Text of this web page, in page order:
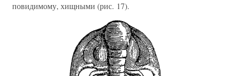
повидимому, хищными (рис. 17).